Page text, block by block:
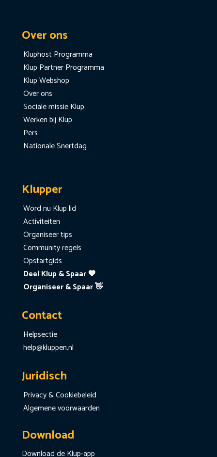
Over ons
Kluphost Programma
Klup Partner Programma
Klup Webshop
Over ons
Sociale missie Klup
Werken bij Klup
Pers
Nationale Snertdag
Klupper
Word nu Klup lid
Activiteiten
Organiseer tips
Community regels
Opstartgids
Deel Klup & Spaar 💙
Organiseer & Spaar 👋
Contact
Helpsectie
help@kluppen.nl
Juridisch
Privacy & Cookiebeleid
Algemene voorwaarden
Download
Download de Klup-app